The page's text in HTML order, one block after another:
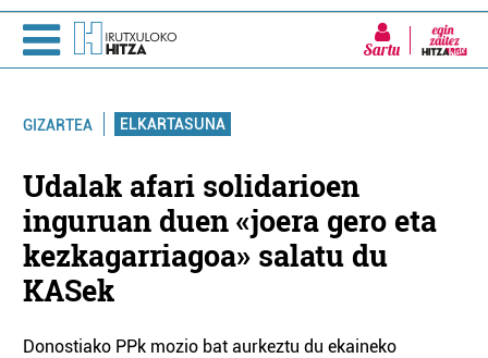
Sartu
GIZARTEA ELKARTASUNA
Udalak afari solidarioen
inguruan duen «joera gero eta
kezkagarriagoa» salatu du
KASek
Donostiako PPk mozio bat aurkeztu du ekaineko